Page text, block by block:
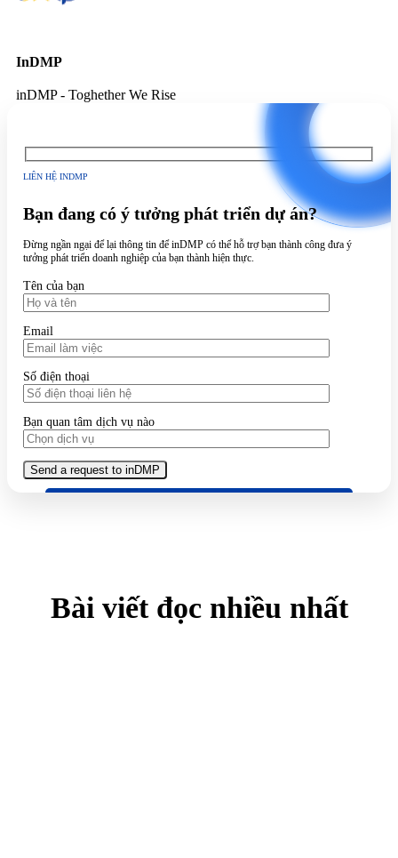
InDMP
inDMP - Toghether We Rise
LIÊN HỆ INDMP
Bạn đang có ý tưởng phát triển dự án?
Đừng ngần ngại để lại thông tin để inDMP có thể hỗ trợ bạn thành công đưa ý
tưởng phát triển doanh nghiệp của bạn thành hiện thực.
Tên của bạn
Email
Số điện thoại
Bạn quan tâm dịch vụ nào
Bài viết đọc nhiều nhất